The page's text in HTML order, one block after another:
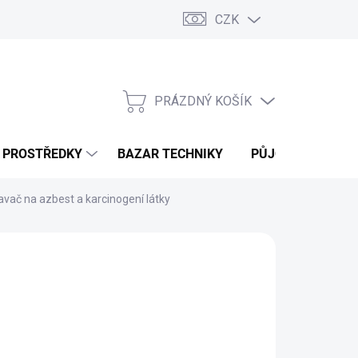
CZK
NÁKUPNÍ
PRÁZDNÝ KOŠÍK
BAZAR TECHNIKY PŮJČOVNA
na azbest a karcinogení látky